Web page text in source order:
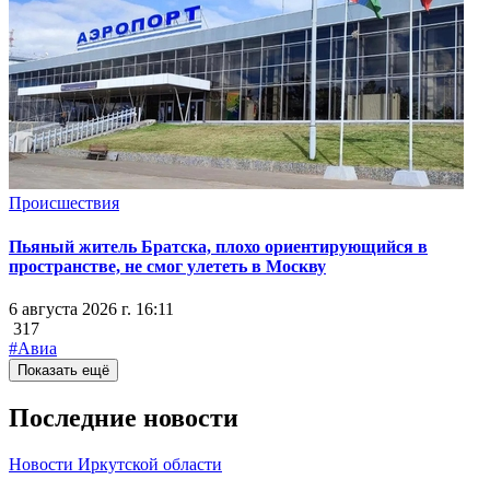
Происшествия
Пьяный житель Братска, плохо ориентирующийся в
пространстве, не смог улететь в Москву
6 августа 2026 г. 16:11
317
#Авиа
Показать ещё
Последние новости
Новости Иркутской области